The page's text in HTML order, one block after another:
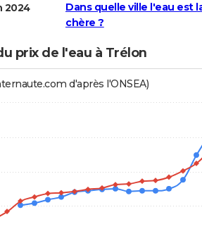
2024
Dans quelle ville l'eau est
chère ?
prix de l'eau à Trélon
d'après l'ONSEA)